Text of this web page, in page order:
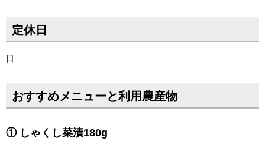
定休日
日
おすすめメニューと利用農産物
① しゃくし菜漬180g